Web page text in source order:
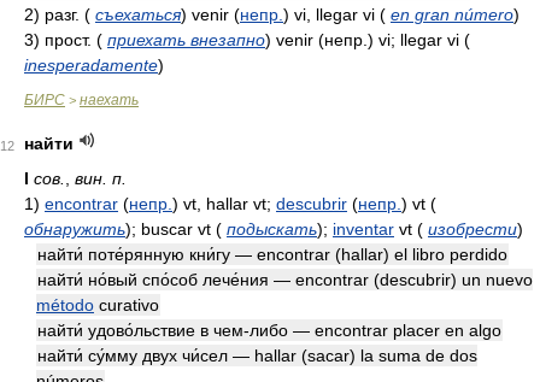
2) разг. ( съехаться) venir (непр. ) vi, llegar vi ( en gran número)
3) прост. ( приехать внезапно) venir (непр.) vi; llegar vi (
inesperadamente)
БИРС > наехать
12
найти
I сов.
вин. п.
1) encontrar (непр. ) vt, hallar vt; descubrir (непр. ) vt (
обнаружить); buscar vt ( подыскать); inventar vt ( изобрести)
найти́ поте́рянную кни́гу — encontrar (hallar) el libro perdido
найти́ но́вый спо́соб лече́ния — encontrar (descubrir) un nuevo
método curativo
найти́ удово́льствие в чем-либо — encontrar placer en algo
найти́ су́мму двух чи́сел — hallar (sacar) la suma de dos